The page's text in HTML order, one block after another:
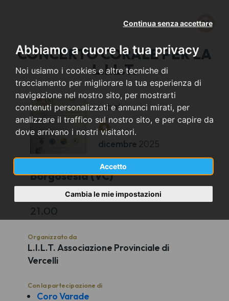
Abbiamo a cuore la tua privacy
Noi usiamo i cookies e altre tecniche di
tracciamento per migliorare la tua esperienza di
navigazione nel nostro sito, per mostrarti
contenuti personalizzati e annunci mirati, per
analizzare il traffico sul nostro sito, e per capire da
dove arrivano i nostri visitatori.
Accetto
Continua senza accettare
Cambia le mie impostazioni
CONCERTO CORALE PER LA
L.I.L.T.
sabato
6
dicembre 2025
Borgosesia (VC)
Chiesa di Sant'Antonio
21.00
Organizzato da
L.I.L.T. Associazione Provinciale di
Vercelli
Con la partecipazione di
Coro Varade